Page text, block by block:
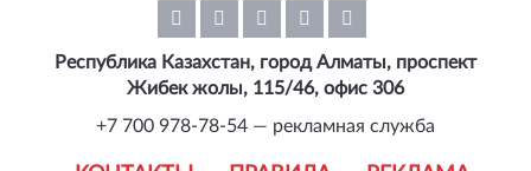
Республика Казахстан, город Алматы, проспект
Жибек жолы, 115/46, офис 306
+7 700 978-78-54 — рекламная служба